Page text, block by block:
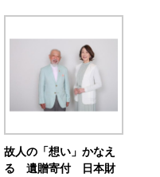
故人の「想い」かなえ
る 遺贈寄付 日本財